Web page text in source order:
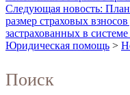
Следующая новость:
размер страховых
застрахованных в
Юридическая помощь >
Поиск